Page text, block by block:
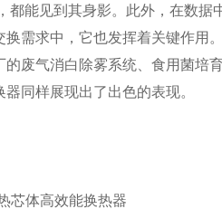
能见到其身影。此外，在数据
需求中，它也发挥着关键作用
废气消白除雾系统、食用菌培
同样展现出了出色的表现。